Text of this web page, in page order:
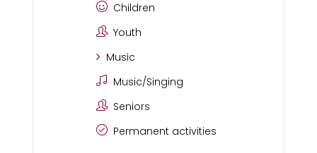
Children
Youth
Music
Music/Singing
Seniors
Permanent activities